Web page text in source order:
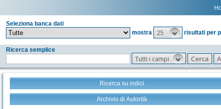
Seleziona banca dati
mostra
25 risultati per
Ricerca semplice
Tutti i campi
Ricerca su indici
Archivio di Autorità